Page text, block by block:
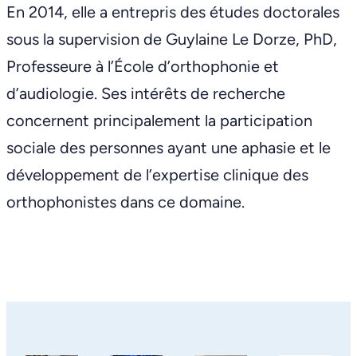
En 2014, elle a entrepris des études doctorales
sous la supervision de Guylaine Le Dorze, PhD,
Professeure à l’École d’orthophonie et
d’audiologie. Ses intérêts de recherche
concernent principalement la participation
sociale des personnes ayant une aphasie et le
développement de l’expertise clinique des
orthophonistes dans ce domaine.